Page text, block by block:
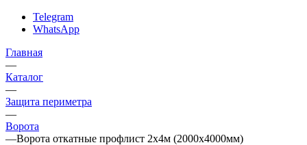
Telegram
WhatsApp
Главная
—
Каталог
—
Защита периметра
—
Ворота
—Ворота откатные профлист 2х4м (2000х4000мм)